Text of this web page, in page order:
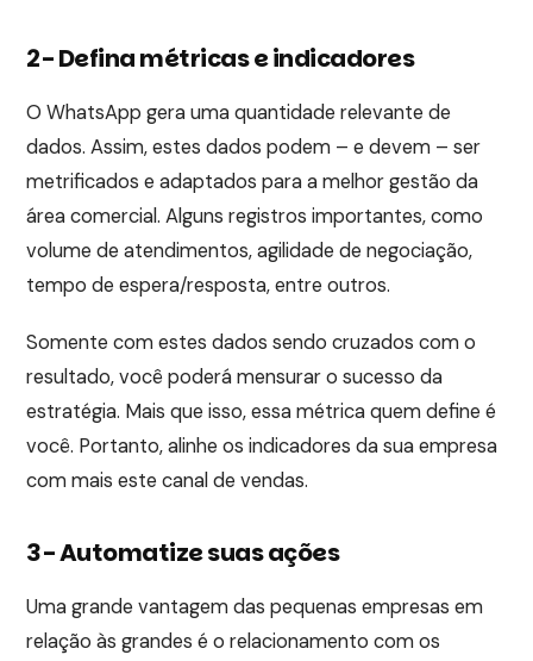
2- Defina métricas e indicadores
O WhatsApp gera uma quantidade relevante de
dados. Assim, estes dados podem – e devem – ser
metrificados e adaptados para a melhor gestão da
área comercial. Alguns registros importantes, como
volume de atendimentos, agilidade de negociação,
tempo de espera/resposta, entre outros.
Somente com estes dados sendo cruzados com o
resultado, você poderá mensurar o sucesso da
estratégia. Mais que isso, essa métrica quem define é
você. Portanto, alinhe os indicadores da sua empresa
com mais este canal de vendas.
3- Automatize suas ações
Uma grande vantagem das pequenas empresas em
relação às grandes é o relacionamento com os